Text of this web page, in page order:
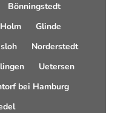
Bönningstedt
Holm
Glinde
Norderstedt
Uetersen
bei Hamburg